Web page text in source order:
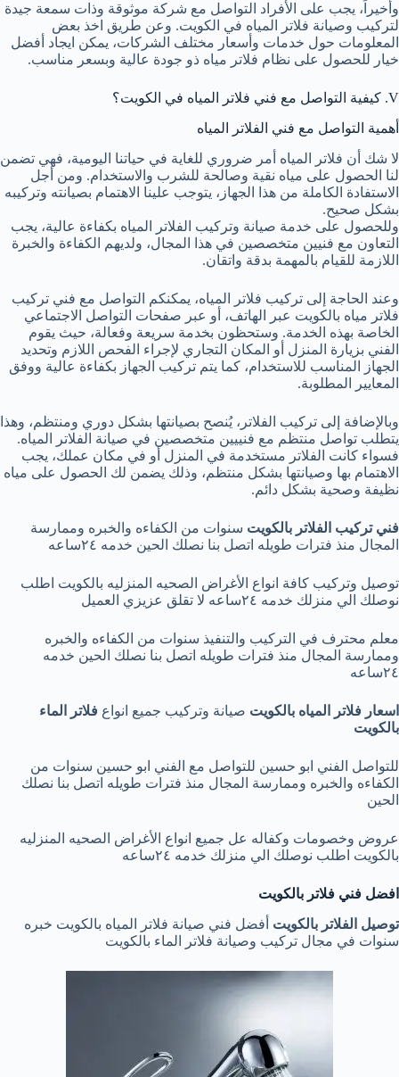
وأخيراً، يجب على الأفراد التواصل مع شركة موثوقة وذات سمعة جيدة
لتركيب وصيانة فلاتر المياه في الكويت. وعن طريق اخذ بعض
المعلومات حول خدمات وأسعار مختلف الشركات، يمكن ايجاد أفضل
خيار للحصول على نظام فلاتر مياه ذو جودة عالية وبسعر مناسب.
V. كيفية التواصل مع فني فلاتر المياه في الكويت؟
أهمية التواصل مع فني الفلاتر المياه
لا شك أن فلاتر المياه أمر ضروري للغاية في حياتنا اليومية، فهي تضمن
لنا الحصول على مياه نقية وصالحة للشرب والاستخدام. ومن أجل
الاستفادة الكاملة من هذا الجهاز، يتوجب علينا الاهتمام بصيانته وتركيبه
بشكل صحيح.
وللحصول على خدمة صيانة وتركيب الفلاتر المياه بكفاءة عالية، يجب
التعاون مع فنيين متخصصين في هذا المجال، ولديهم الكفاءة والخبرة
اللازمة للقيام بالمهمة بدقة واتقان.
وعند الحاجة إلى تركيب فلاتر المياه، يمكنكم التواصل مع فني تركيب
فلاتر مياه بالكويت عبر الهاتف، أو عبر صفحات التواصل الاجتماعي
الخاصة بهذه الخدمة. وستحظون بخدمة سريعة وفعالة، حيث يقوم
الفني بزيارة المنزل أو المكان التجاري لإجراء الفحص اللازم وتحديد
الجهاز المناسب للاستخدام، كما يتم تركيب الجهاز بكفاءة عالية ووفق
المعايير المطلوبة.
وبالإضافة إلى تركيب الفلاتر، يُنصح بصيانتها بشكل دوري ومنتظم، وهذا
يتطلب تواصل منتظم مع فنييين متخصصين في صيانة الفلاتر المياه.
فسواء كانت الفلاتر مستخدمة في المنزل أو في مكان عملك، يجب
الاهتمام بها وصيانتها بشكل منتظم، وذلك يضمن لك الحصول على مياه
نظيفة وصحية بشكل دائم.
فني تركيب الفلاتر بالكويت سنوات من الكفاءه والخبره وممارسة
المجال منذ فترات طويله اتصل بنا نصلك الحين خدمه ٢٤ساعه
توصيل وتركيب كافة انواع الأغراض الصحيه المنزليه بالكويت اطلب
نوصلك الي منزلك خدمه ٢٤ساعه لا تقلق عزيزي العميل
معلم محترف في التركيب والتنفيذ سنوات من الكفاءه والخبره
وممارسة المجال منذ فترات طويله اتصل بنا نصلك الحين خدمه
٢٤ساعه
اسعار فلاتر المياه بالكويت صيانة وتركيب جميع انواع فلاتر الماء
بالكويت
للتواصل الفني ابو حسين للتواصل مع الفني ابو حسين سنوات من
الكفاءه والخبره وممارسة المجال منذ فترات طويله اتصل بنا نصلك
الحين
عروض وخصومات وكفاله عل جميع انواع الأغراض الصحيه المنزليه
بالكويت اطلب نوصلك الي منزلك خدمه ٢٤ساعه
افضل فني فلاتر بالكويت
توصيل الفلاتر بالكويت أفضل فني صيانة فلاتر المياه بالكويت خبره
سنوات في مجال تركيب وصيانة فلاتر الماء بالكويت